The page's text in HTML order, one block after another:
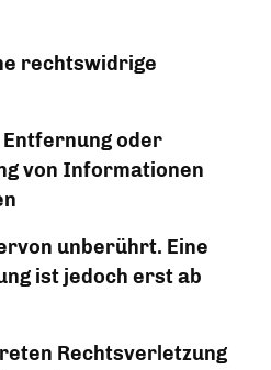
rechtswidrige
oder
von Informationen
unberührt. Eine
ist jedoch erst ab
Rechtsverletzung